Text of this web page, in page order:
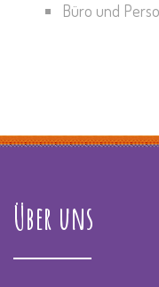
Büro und
Über uns